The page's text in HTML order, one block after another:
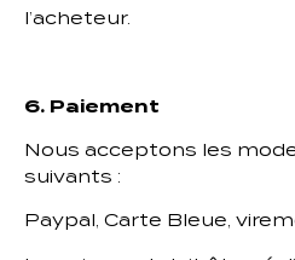
l’acheteur.
6. Paiement
Nous acceptons les
suivants :
Paypal, Carte Bleue,